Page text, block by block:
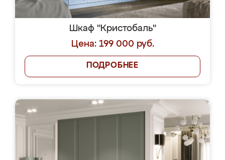
Шкаф "Кристобаль"
Цена: 199 000 руб.
ПОДРОБНЕЕ